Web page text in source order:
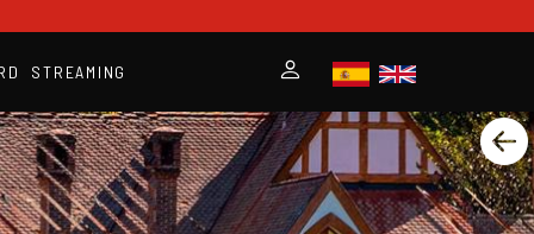
STREAMING